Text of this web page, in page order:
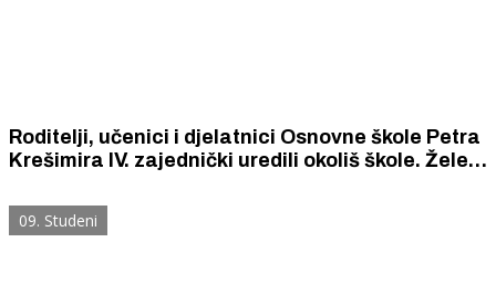
Roditelji, učenici i djelatnici Osnovne škole Petra
Krešimira IV. zajednički uredili okoliš škole. Žele
školom.
09. Studeni